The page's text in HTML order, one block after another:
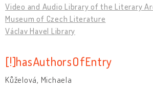
Video and Audio Library of the Literary
Museum of Czech Literature
Václav Havel Library
[!]hasAuthorsOfEntry
Kůželová, Michaela